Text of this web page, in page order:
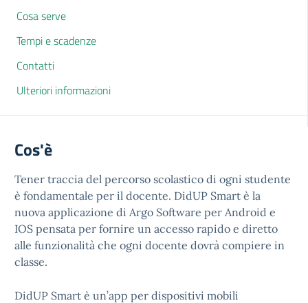
Cosa serve
Tempi e scadenze
Contatti
Ulteriori informazioni
Cos'è
Tener traccia del percorso scolastico di ogni studente
è fondamentale per il docente. DidUP Smart è la
nuova applicazione di Argo Software per Android e
IOS pensata per fornire un accesso rapido e diretto
alle funzionalità che ogni docente dovrà compiere in
classe.
DidUP Smart è un’app per dispositivi mobili